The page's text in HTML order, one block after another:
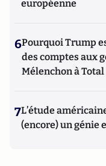
européenne
6Pourquoi Trump
des comptes aux
Mélenchon à Total
7L’étude
(encore) un génie